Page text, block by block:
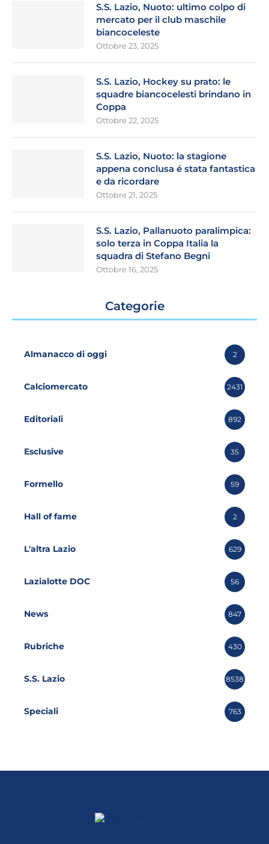
S.S. Lazio, Nuoto: ultimo colpo di
mercato per il club maschile
biancoceleste
Ottobre 23, 2025
S.S. Lazio, Hockey su prato: le
squadre biancocelesti brindano in
Coppa
Ottobre 22, 2025
S.S. Lazio, Nuoto: la stagione
appena conclusa é stata fantastica
e da ricordare
Ottobre 21, 2025
S.S. Lazio, Pallanuoto paralimpica:
solo terza in Coppa Italia la
squadra di Stefano Begni
Ottobre 16, 2025
Categorie
Almanacco di oggi 2
Calciomercato 2431
Editoriali 892
Esclusive 35
Formello 59
Hall of fame 2
L'altra Lazio 629
Lazialotte DOC 56
News 847
Rubriche 430
S.S. Lazio 8538
Speciali 763